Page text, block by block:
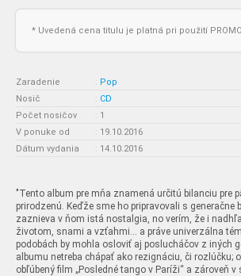
* Uvedená cena titulu je platná pri použití
Zaradenie : Pop
Nosič
: CD
Počet nosičov
: 1
V ponuke od
: 19.10.2016
Dátum vydania
: 14.10.2016
"Tento album pre mňa znamená určitú bilanciu pre
prirodzenú. Keďže sme ho pripravovali s generačne
zaznieva v ňom istá nostalgia, no verím, že i
životom, snami a vzťahmi... a práve univerzálna
podobách by mohla osloviť aj poslucháčov z iných
albumu netreba chápať ako rezignáciu, či rozlúčku;
obľúbený film „Posledné tango v Paríži“ a zároveň v